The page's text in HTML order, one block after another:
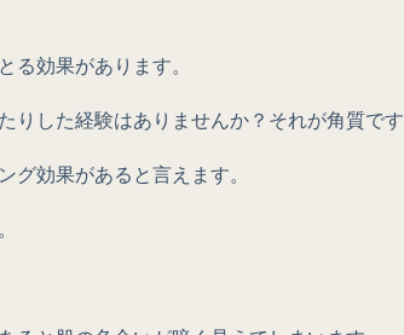
る効果があります。
りした経験はありませんか？それが角質で
グ効果があると言えます。